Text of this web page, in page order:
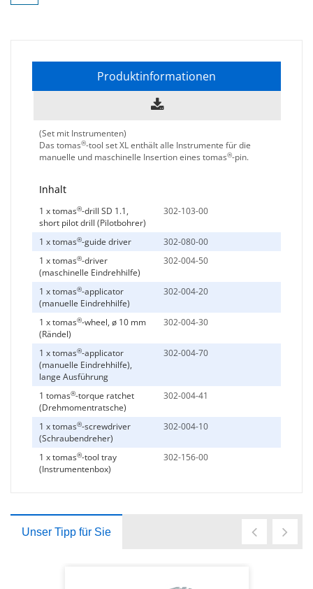
Produktinformationen
(Set mit Instrumenten)
Das tomas®-tool set XL enthält alle Instrumente für die
manuelle und maschinelle Insertion eines tomas®-pin.
Inhalt
1 x tomas®-drill SD 1.1,
short pilot drill (Pilotbohrer)
302-103-00
1 x tomas®-guide driver
302-080-00
1 x tomas®-driver
(maschinelle Eindrehhilfe)
302-004-50
1 x tomas®-applicator
(manuelle Eindrehhilfe)
302-004-20
1 x tomas®-wheel, ø 10 mm
(Rändel)
302-004-30
1 x tomas®-applicator
(manuelle Eindrehhilfe),
lange Ausführung
302-004-70
1 tomas®-torque ratchet
(Drehmomentratsche)
302-004-41
1 x tomas®-screwdriver
(Schraubendreher)
302-004-10
1 x tomas®-tool tray
(Instrumentenbox)
302-156-00
Unser Tipp für Sie